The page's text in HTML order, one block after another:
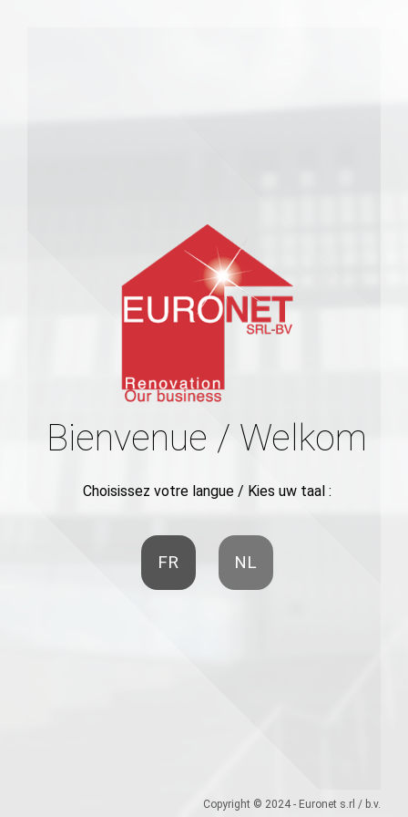
Bienvenue / Welkom
Choisissez votre langue / Kies uw taal :
FR NL
Copyright © 2024 - Euronet s.rl / b.v.